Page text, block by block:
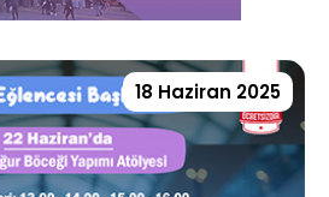
18 Haziran 2025